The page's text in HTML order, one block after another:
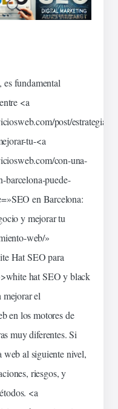
<a
post/estrategias-
tu-<a
con-una-
barcelona-puede-
en Barcelona:
y mejorar tu
web/»
Hat SEO para
hat SEO yblack
mejorar el
en losmotoresde
muy diferentes. Si
web al siguiente nivel,
riesgos, y
. <a